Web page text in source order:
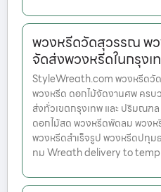
พวงหรีดวัดสุวรรณ พ
จัดส่งพวงหรีดในกรุง
StyleWreath.com พวงหรีดวั
พวงหรีด ดอกไม้จัดงานศพ ครบ
ส่งทั่วเขตกรุงเทพ และ ปริมณฑ
ดอกไม้สด พวงหรีดพัดลม พวงห
พวงหรีดสำเร็จรูป พวงหรีดปทุ
ทม Wreath delivery to